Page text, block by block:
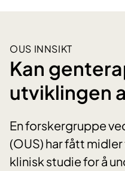
OUS INNSIKT
Kan
utviklingen
En forskergruppe
(OUS) har fått
klinisk studie for å